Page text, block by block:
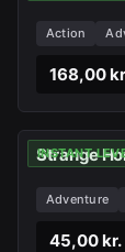
Action
168,00
INSTANT
Strange
Adventure
45,00 kr.